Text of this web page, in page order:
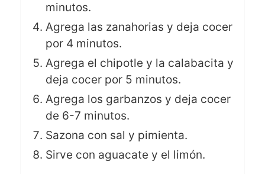
minutos.
Agrega las zanahorias y deja cocer
por 4 minutos.
Agrega el chipotle y la calabacita y
deja cocer por 5 minutos.
Agrega los garbanzos y deja cocer
de 6-7 minutos.
Sazona con sal y pimienta.
Sirve con aguacate y el limón.